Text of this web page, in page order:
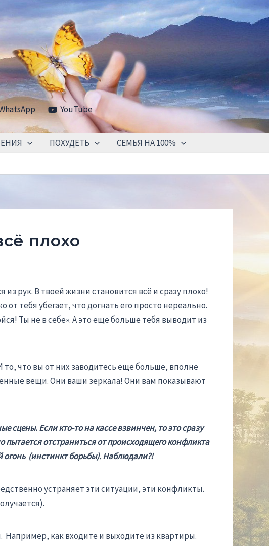
YouTube
ПОХУДЕТЬ
СЕМЬЯ НА 100%
плохо
рук. В твоей жизни становится всё и сразу плохо!
тебя убегает, что догнать его просто нереально.
Ты не в себе». А это еще больше тебя выводит из
что вы от них заводитесь еще больше, вполне
вещи. Они ваши зеркала! Они вам показывают
сцены. Если кто-то на кассе взвинчен, то это сразу
пытается отстраниться от происходящего конфликта
огонь (инстинкт борьбы). Наблюдали?!
устраняет эти ситуации, эти конфликты.
Например, как входите и выходите из квартиры.